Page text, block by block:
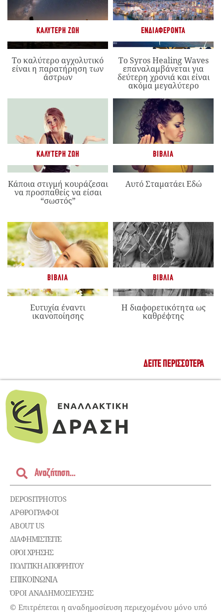
ΚΑΛΎΤΕΡΗ ΖΩΉ
Το καλύτερο αγχολυτικό
είναι η παρατήρηση των
άστρων
ΕΝΔΙΑΦΈΡΟΝΤΑ
Το Syros Healing Waves
επαναλαμβάνεται για
δεύτερη χρονιά και είναι
ακόμα μεγαλύτερο
ΚΑΛΎΤΕΡΗ ΖΩΉ
Κάποια στιγμή κουράζεσαι
να προσπαθείς να είσαι
“σωστός”
ΒΙΒΛΊΑ
Αυτό Σταματάει Εδώ
ΒΙΒΛΊΑ
Ευτυχία έναντι
ικανοποίησης
ΒΙΒΛΊΑ
Η διαφορετικότητα ως
καθρέφτης
ΔΕΊΤΕ ΠΕΡΙΣΣΌΤΕΡΑ
DEPOSITPHOTOS
ΑΡΘΡΟΓΡΑΦΟΙ
ABOUT US
ΔΙΑΦΗΜΙΣΤΕΊΤΕ
ΌΡΟΙ ΧΡΉΣΗΣ
ΠΟΛΙΤΙΚΉ ΑΠΟΡΡΉΤΟΥ
ΕΠΙΚΟΙΝΩΝΊΑ
ΌΡΟΙ ΑΝΑΔΗΜΟΣΙΕΥΣΗΣ
© Επιτρέπεται η αναδημοσίευση περιεχομένου μόνο υπό